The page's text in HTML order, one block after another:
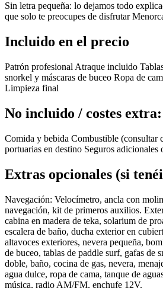
Sin letra pequeña: lo dejamos todo
que solo te preocupes de disfrutar
Incluido en el precio
Patrón profesional Atraque incluido
snorkel y máscaras de buceo Ropa de
Limpieza final
No incluido / costes extra:
Comida y bebida Combustible (consultar
portuarias en destino Seguros adicionales
Extras opcionales (si
Navegación: Velocímetro, ancla con
navegación, kit de primeros auxilios.
cabina en madera de teka, solarium de
escalera de baño, ducha exterior en
altavoces exteriores, nevera pequeña,
de buceo, tablas de paddle surf, gafas de
doble, baño, cocina de gas, nevera,
agua dulce, ropa de cama, tanque de
música, radio AM/FM, enchufe 12V.